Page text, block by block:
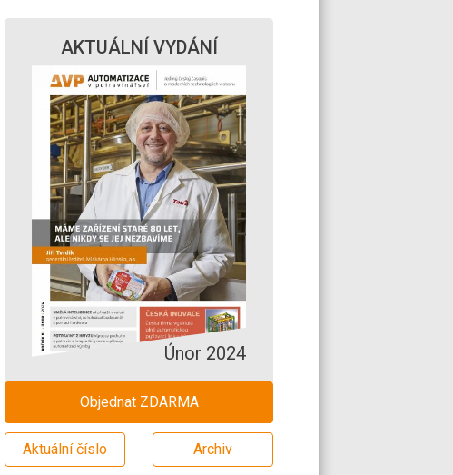
AKTUÁLNÍ VYDÁNÍ
Únor 2024
Objednat ZDARMA
Aktuální číslo Archiv